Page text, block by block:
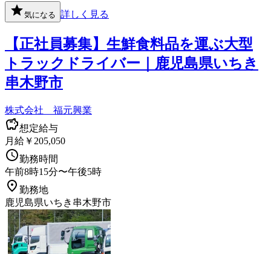
気になる 詳しく見る
【正社員募集】生鮮食料品を運ぶ大型
トラックドライバー｜鹿児島県いちき
串木野市
株式会社 福元興業
想定給与
月給￥205,050
勤務時間
午前8時15分〜午後5時
勤務地
鹿児島県いちき串木野市